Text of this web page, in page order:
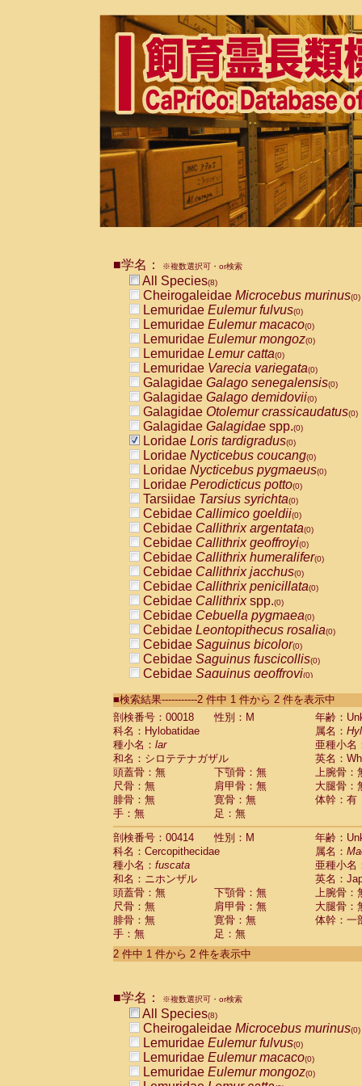
■学名： ※複数選択可・or検索
All Species(8)
Cheirogaleidae Microcebus murinus(0)
Lemuridae Eulemur fulvus(0)
Lemuridae Eulemur macaco(0)
Lemuridae Eulemur mongoz(0)
Lemuridae Lemur catta(0)
Lemuridae Varecia variegata(0)
Galagidae Galago senegalensis(0)
Galagidae Galago demidovii(0)
Galagidae Otolemur crassicaudatus(0)
Galagidae Galagidae spp.(0)
Loridae Loris tardigradus(0)
Loridae Nycticebus coucang(0)
Loridae Nycticebus pygmaeus(0)
Loridae Perodicticus potto(0)
Tarsiidae Tarsius syrichta(0)
Cebidae Callimico goeldii(0)
Cebidae Callithrix argentata(0)
Cebidae Callithrix geoffroyi(0)
Cebidae Callithrix humeralifer(0)
Cebidae Callithrix jacchus(0)
Cebidae Callithrix penicillata(0)
Cebidae Callithrixspp.(0)
Cebidae Cebuella pygmaea(0)
Cebidae Leontopithecus rosalia(0)
Cebidae Saguinus bicolor(0)
Cebidae Saguinus fuscicollis(0)
Cebidae Saguinus geoffroyi(0)
CebidaeSaguinus labiatus(0)
Cebidae Saguinus leucopus (0)
CebidaeSaguinus midas
Cebidae
CebidaeSaguinus nigricollis (1)
Cebidae Saguinus oedipus
Cebidae Saguinus weddelli
Cebidae Saguinusspp.
Cebidae Aotus trivirgatus
Cebidae Cebus albifrons
CebidaeCebus apella
Cebidae
CebidaeCebus nigrivittatus
Cebidae Cebusspp.(0)
Cebidae Saimiri boliviensis
Cebidae Saimiri sciureus
Atelidae Alouatta caraya
AtelidaeAlouatta fusca
AtelidaeAlouatta seniculus
AtelidaeAteles belzebuth
AtelidaeAteles geoffroyi
AtelidaeAteles paniscus(0)
AtelidaeAtelesspp. (0)
AtelidaeLagothrix lagothricha
AtelidaeLagothrix lagothricha cana
PitheciidaeCacajao calvus
■検索結果-----------2 件中 1 件から 2 件を表示中
剖検番号：00018
性別：M
年齢：
科名：Hylobatidae
属名：
種小名： lar
亜種小名
和名：シロテテナガザル
英名：
頭蓋骨：無
下顎骨：無
上腕骨：
尺骨：無
肩甲骨：無
大腿骨：
腓骨：無
寛骨：無
体幹：有
手：無
足：無
剖検番号：00414
性別：M
年齢：
科名：Cercopithecidae
属名：
種小名： fuscata
亜種小名
和名：ニホンザル
英名：
頭蓋骨：無
下顎骨：無
上腕骨：
尺骨：無
肩甲骨：無
大腿骨：
腓骨：無
寛骨：無
体幹：一
手：無
足：無
2 件中 1 件から 2 件を表示中
■学名： ※複数選択可・or検索
All Species(8)
Cheirogaleidae Microcebus murinus(0)
Lemuridae Eulemur fulvus(0)
Lemuridae Eulemur macaco(0)
Lemuridae Eulemur mongoz(0)